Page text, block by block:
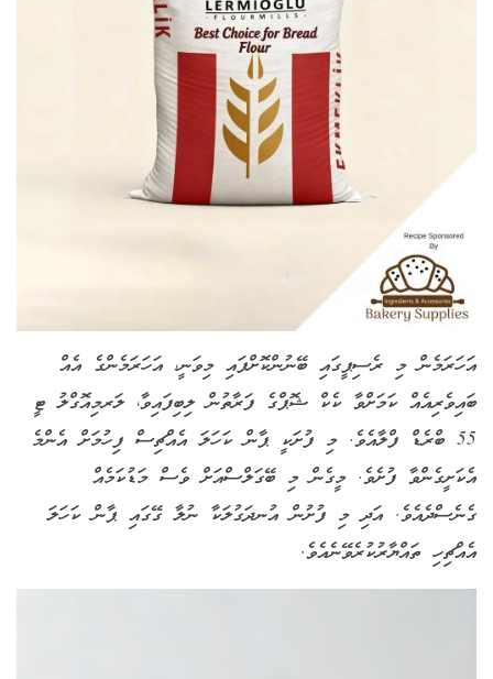
އަހަރަމެން މި ރެސިޕީގައި ބޭނުންކޮށްފައި މިވަނީ، އަހަރަމެންގެ އެއް
ބައިވެރިއެއް ކަމަށްވާ ކެކް ޝޮޕްގެ ފަރާތުން ލިބިފައިވާ، ލަރމިއޮގްލު ޓީ
55 ބްރެޑް ފްލާއެވެ. މި ފުށަކީ ޕާން ކަހަލަ އެއްޗިސް ފިހުމަށް އެންމެ
އެކަށީގެންވާ ފުށެވެ. މީގެން މި ބޭގަލްސްއަށް ވެސް މަޑުކަމެއް
ގެނެސްދެއެވެ. އަދި މި ފުށުން އުނދަގުލަކާ ނުލާ ގޭގައި ޕާން ކަހަލަ
އެއްޗިހި ތައްޔާރުކުރެވޭނެއެވެ.